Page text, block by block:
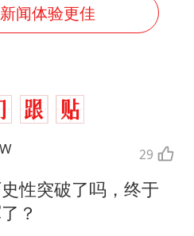
闻体验更佳
29
性突破了吗，终于
？